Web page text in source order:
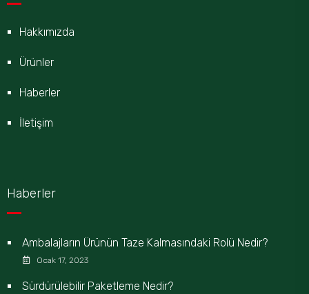
Hakkımızda
Ürünler
Haberler
İletişim
Haberler
Ambalajların Ürünün Taze Kalmasındaki Rolü Nedir?
Ocak 17, 2023
Sürdürülebilir Paketleme Nedir?